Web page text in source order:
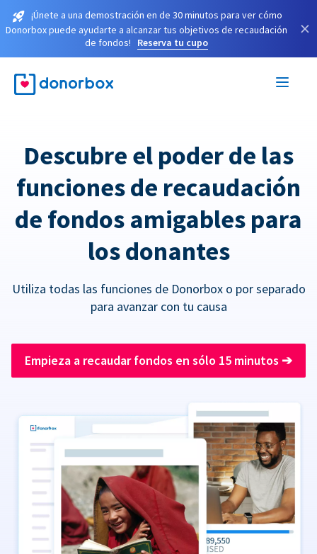
¡Únete a una demostración en de 30 minutos para ver cómo
Donorbox puede ayudarte a alcanzar tus objetivos de recaudación
de fondos!
Reserva tu cupo
×
Descubre el poder de las
funciones de recaudación
de fondos amigables para
los donantes
Utiliza todas las funciones de Donorbox o por separado
para avanzar con tu causa
Empieza a recaudar fondos en sólo 15 minutos ➔